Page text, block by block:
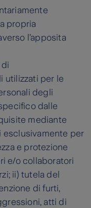
propria
l’apposita
utilizzati per le
degli
dalle
mediante
esclusivamente per
e protezione
e/o collaboratori
ii) tutela del
di furti,
atti di